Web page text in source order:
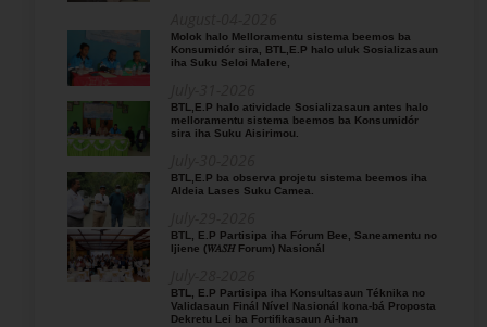
Molok halo Melloramentu sistema beemos ba
Konsumidór sira, BTL,E.P halo uluk Sosializasaun
iha Suku Seloi Malere,
BTL,E.P halo atividade Sosializasaun antes halo
melloramentu sistema beemos ba Konsumidór
sira iha Suku Aisirimou.
BTL,E.P ba observa projetu sistema beemos iha
Aldeia Lases Suku Camea.
BTL, E.P Partisipa iha Fórum Bee, Saneamentu no
Ijiene (𝑊𝐴𝑆𝐻 Forum) Nasionál
BTL, E.P Partisipa iha Konsultasaun Téknika no
Validasaun Finál Nível Nasionál kona-bá Proposta
Dekretu Lei ba Fortifikasaun Ai-han